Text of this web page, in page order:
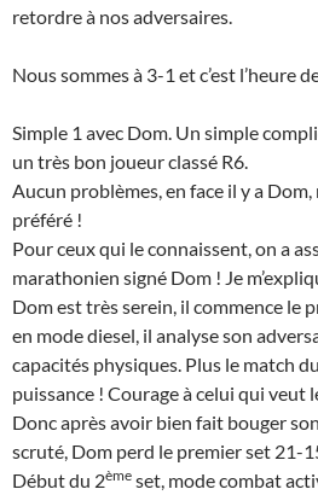
retordre à nos adversaires.
Nous sommes à 3-1 et c’est l’heure
Simple 1 avec Dom. Un simple
un très bon joueur classé R6.
Aucun problèmes, en face il y a
préféré !
Pour ceux qui le connaissent, on a
marathonien signé Dom ! Je
Dom est très serein, il commence le
en mode diesel, il analyse son
capacités physiques. Plus le match
puissance ! Courage à celui qui veut
Donc après avoir bien fait bouger
scruté, Dom perd le premier set 21-
Début du 2ème set, mode combat